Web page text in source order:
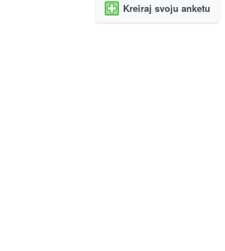
Kreiraj svoju anketu